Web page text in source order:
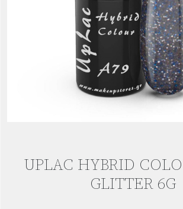
UPLAC HYBRID
GLITTER 6G